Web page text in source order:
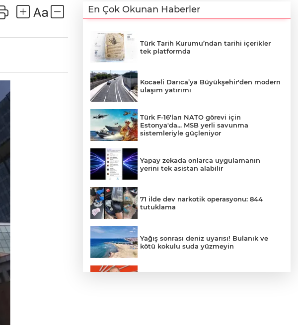
En Çok Okunan Haberler
Türk Tarih Kurumu’ndan tarihi içerikler
tek platformda
Kocaeli Darıca’ya Büyükşehir'den modern
ulaşım yatırımı
Türk F-16'ları NATO görevi için
Estonya'da... MSB yerli savunma
sistemleriyle güçleniyor
Yapay zekada onlarca uygulamanın
yerini tek asistan alabilir
71 ilde dev narkotik operasyonu: 844
tutuklama
Yağış sonrası deniz uyarısı! Bulanık ve
kötü kokulu suda yüzmeyin